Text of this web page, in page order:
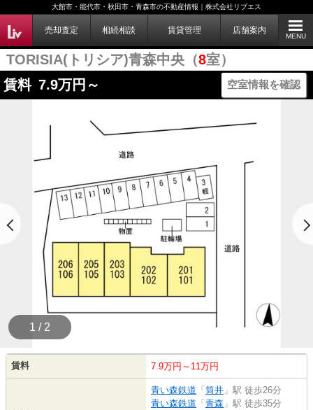
大館市・能代市・秋田市・青森市の不動産情報｜株式会社リブエス
売却査定 相続相談 賃貸管理 店舗案内
MENU
TORISIA(トリシア)青森中央（8室）
賃料 7.9万円～ 空室情報を確認
1 / 2
賃料 7.9万円～11万円
青い森鉄道 「 筒井 」駅 徒歩26分
青い森鉄道 「 青森 」駅 徒歩35分